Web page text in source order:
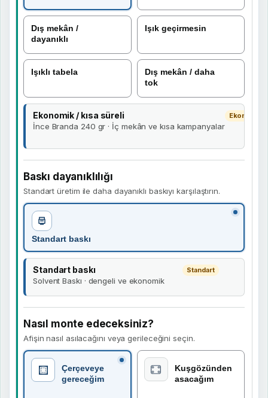
Dış mekân /
dayanıklı
Işık geçirmesin
Işıklı tabela
Dış mekân / daha
tok
Ekonomik / kısa süreli
İnce Branda 240 gr · İç mekân ve kısa kampanyalar
Ekonomik
Baskı dayanıklılığı
Standart üretim ile daha dayanıklı baskıyı karşılaştırın.
Standart baskı
Standart baskı
Solvent Baskı · dengeli ve ekonomik
Standart
Nasıl monte edeceksiniz?
Afişin nasıl asılacağını veya gerileceğini seçin.
Çerçeveye
gereceğim
Kuşgözünden
asacağım